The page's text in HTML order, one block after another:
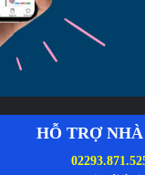
HỖ TRỢ